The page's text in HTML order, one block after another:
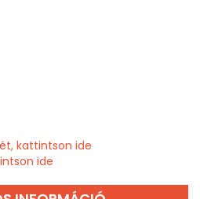
kattintson ide
ide